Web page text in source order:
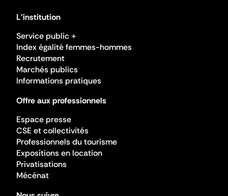
L'institution
Service public +
Index égalité femmes-hommes
Recrutement
Marchés publics
Informations pratiques
Offre aux professionnels
Espace presse
CSE et collectivités
Professionnels du tourisme
Expositions en location
Privatisations
Mécénat